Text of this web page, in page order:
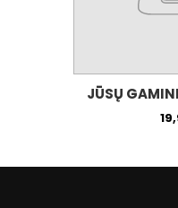
JŪSŲ